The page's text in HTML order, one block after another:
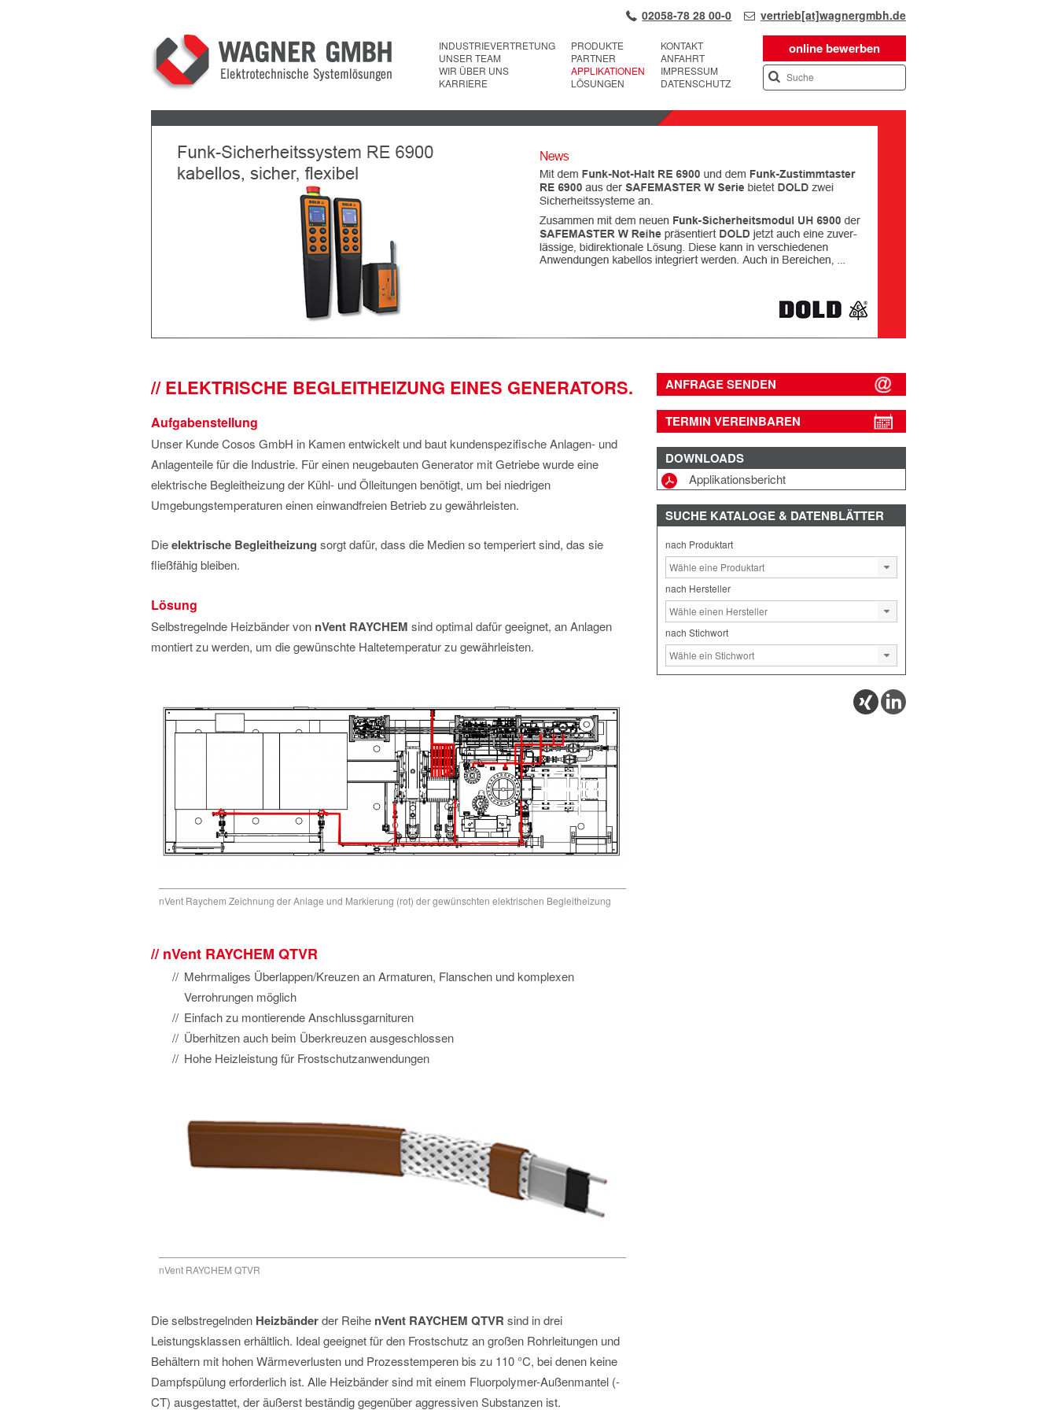
02058-78 28 00-0 vertrieb[at]wagnergmbh.de
online bewerben
INDUSTRIEVERTRETUNG
UNSER TEAM
WIR ÜBER UNS
KARRIERE
PRODUKTE
PARTNER
APPLIKATIONEN
LÖSUNGEN
KONTAKT
ANFAHRT
IMPRESSUM
DATENSCHUTZ
Next
ELEKTRISCHE BEGLEITHEIZUNG EINES GENERATORS.
Aufgabenstellung
Unser Kunde Cosos GmbH in Kamen entwickelt und baut kundenspezifische Anlagen- und
Anlagenteile für die Industrie. Für einen neugebauten Generator mit Getriebe wurde eine
elektrische Begleitheizung der Kühl- und Ölleitungen benötigt, um bei niedrigen
Umgebungstemperaturen einen einwandfreien Betrieb zu gewährleisten.
Dieelektrische Begleitheizung sorgt dafür, dass die Medien so temperiert sind, das sie
fließfähig bleiben.
Lösung
Selbstregelnde Heizbänder von nVent RAYCHEM sind optimal dafür geeignet, an Anlagen
montiert zu werden, um die gewünschte Haltetemperatur zu gewährleisten.
nVent Raychem Zeichnung der Anlage und Markierung (rot) der gewünschten elektrischen Begleitheizung
nVent RAYCHEM QTVR
Mehrmaliges Überlappen/Kreuzen an Armaturen, Flanschen und komplexen
Verrohrungen möglich
Einfach zu montierende Anschlussgarnituren
Überhitzen auch beim Überkreuzen ausgeschlossen
Hohe Heizleistung für Frostschutzanwendungen
nVent RAYCHEM QTVR
Die selbstregelnden Heizbänderder Reihe nVent RAYCHEM QTVR sind in drei
Leistungsklassen erhältlich. Ideal geeignet für den Frostschutz an großen Rohrleitungen und
Behältern mit hohen Wärmeverlusten und Prozesstemperen bis zu 110 °C, bei denen keine
Dampfspülung erforderlich ist. Alle Heizbänder sind mit einem Fluorpolymer-Außenmantel (-
CT) ausgestattet, der äußerst beständig gegenüber aggressiven Substanzen ist.
ANFRAGE SENDEN
TERMIN VEREINBAREN
DOWNLOADS
Applikationsbericht
SUCHE KATALOGE & DATENBLÄTTER
nach Produktart
nach Hersteller
nach Stichwort